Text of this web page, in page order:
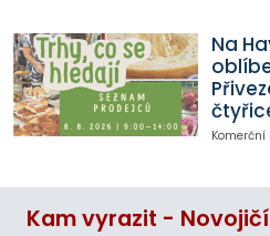
Na
Komerční
Kam vyrazit -